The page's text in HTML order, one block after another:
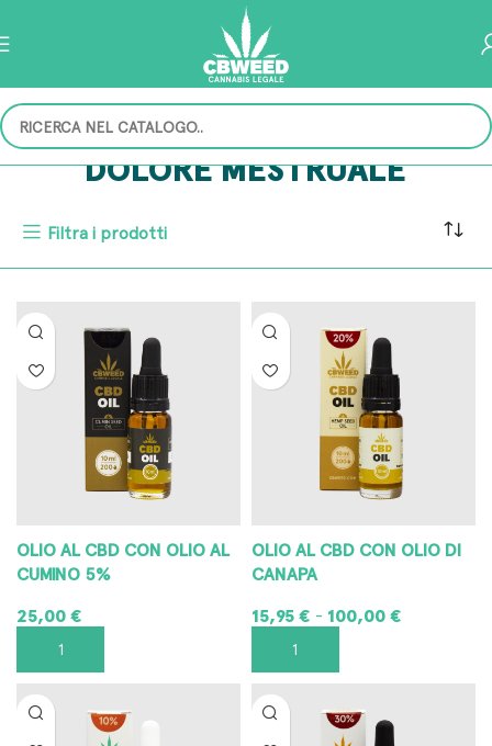
Filtra i prodotti
DOLORE MESTRUALE
OLIO AL CBD CON OLIO AL
CUMINO 5%
25,00€
AGGIUNGI AL CARRELLO
OLIO AL CBD CON OLIO DI
CANAPA
15,95€ - 100,00€
SCEGLI